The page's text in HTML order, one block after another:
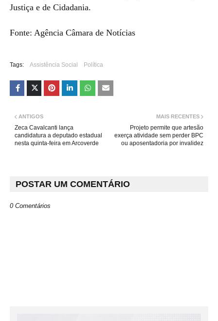
Justiça e de Cidadania.
Fonte: Agência Câmara de Notícias
Tags: Assistência Social Política
MAIS RECENTES
Projeto permite que artesão
exerça atividade sem perder BPC
ou aposentadoria por invalidez
ANTIGOS
Zeca Cavalcanti lança
candidatura a deputado estadual
nesta quinta-feira em Arcoverde
POSTAR UM COMENTÁRIO
0 Comentários